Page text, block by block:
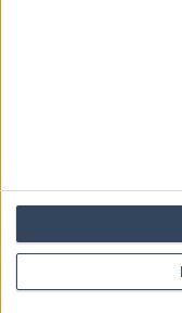
Save my name,
next time I comment.